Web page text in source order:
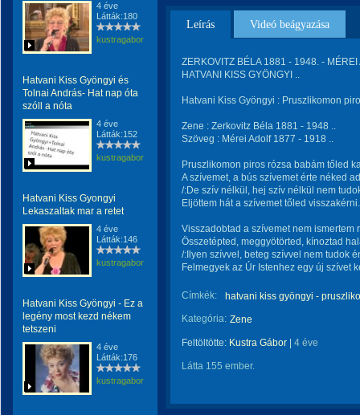
4 éve
Látták:180
kustragabor
Hatvani Kiss Gyöngyi és
Tolnai András- Hat nap óta
szóll a nóta
4 éve
Látták:152
kustragabor
Hatvani Kiss Gyongyi
Lekaszaltak mar a retet
4 éve
Látták:146
kustragabor
Hatvani Kiss Gyöngyi - Ez a
legény most kezd nékem
tetszeni
4 éve
Látták:176
kustragabor
Leírás Videó beágyazása
ZERKOVITZ BÉLA 1881 - 1948. -
HATVANI KISS GYÖNGYI ..
Hatvani Kiss Gyöngyi : Pruszlikomon
Zene : Zerkovitz Béla 1881 - 1948 ..
Szöveg : Mérei Adolf 1877 - 1918 ..
Pruszlikomon piros rózsa babám tőled
A szívemet, a bús szívemet érte néked
/:De szív nélkül, hej szív nélkül nem
Eljöttem hát a szívemet tőled
Visszadobtad a szívemet nem ismertem
Összetépted, meggyötörted, kínoztad
/:Ilyen szívvel, beteg szívvel nem tudok
Felmegyek az Úr Istenhez egy új szívet
Címkék:
hatvani kiss gyöngyi -
Kategória: Zene
Feltöltötte: Kustra Gábor 4 éve
Látta 155 ember.